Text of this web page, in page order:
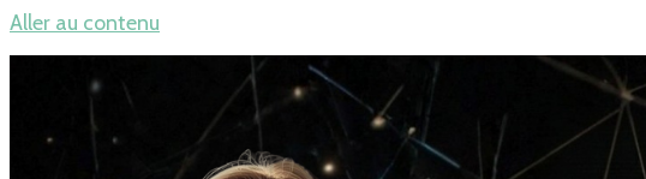
Aller au contenu